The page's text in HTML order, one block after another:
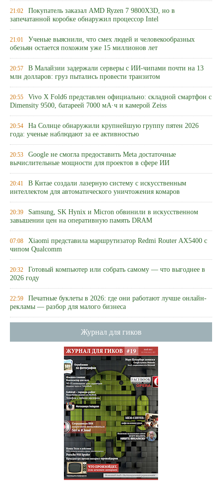
21:02 Покупатель заказал AMD Ryzen 7 9800X3D, но в
запечатанной коробке обнаружил процессор Intel
21:01 Ученые выяснили, что смех людей и человекообразных
обезьян остается похожим уже 15 миллионов лет
20:57 В Малайзии задержали серверы с ИИ-чипами почти на 13
млн долларов: груз пытались провести транзитом
20:55 Vivo X Fold6 представлен официально: складной смартфон с
Dimensity 9500, батареей 7000 мА·ч и камерой Zeiss
20:54 На Солнце обнаружили крупнейшую группу пятен 2026
года: ученые наблюдают за ее активностью
20:53 Google не смогла предоставить Meta достаточные
вычислительные мощности для проектов в сфере ИИ
20:41 В Китае создали лазерную систему с искусственным
интеллектом для автоматического уничтожения комаров
20:39 Samsung, SK Hynix и Micron обвинили в искусственном
завышении цен на оперативную память DRAM
07:08 Xiaomi представила маршрутизатор Redmi Router AX5400 с
чипом Qualcomm
20:32 Готовый компьютер или собрать самому — что выгоднее в
2026 году
22:59 Печатные буклеты в 2026: где они работают лучше онлайн-
рекламы — разбор для малого бизнеса
Журнал для гиков